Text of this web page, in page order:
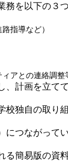
務を以下の３
指導など）
アとの連絡調整
、計画を立て
校独自の取り
につながって
る簡易版の資